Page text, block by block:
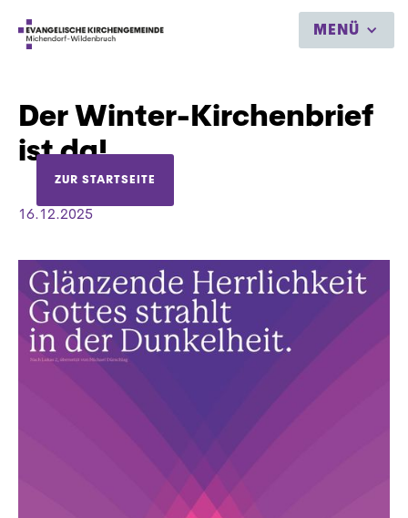
MENÜ
ZUR STARTSEITE
Der Winter-Kirchenbrief
ist da!
16.12.2025